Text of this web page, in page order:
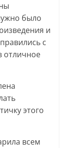
было
и
с
отличное
этого
всем